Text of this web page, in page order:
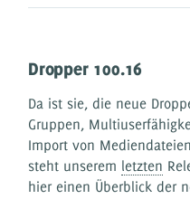
Dropper 100.16
Da ist sie, die neue
Gruppen,
Import von
steht unserem letzten
hier einen Überblick der